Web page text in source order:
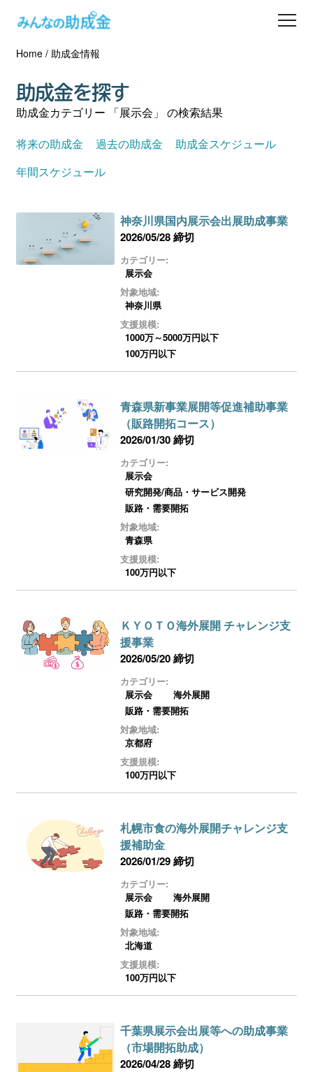
助成金を探す
士業の方へ
助成金コラム
専門家一覧
ダウンロード
会員登録
ログイン
Home/ 助成金情報
助成金を探す
助成金カテゴリー 「展示会」 の検索結果
将来の助成金
過去の助成金
助成金スケジュール
年間スケジュール
神奈川県国内展示会出展助成事業
2026/05/28 締切
カテゴリー:
展示会
対象地域:
神奈川県
支援規模:
1000万～5000万円以下
100万円以下
青森県新事業展開等促進補助事業
（販路開拓コース）
2026/01/30 締切
カテゴリー:
展示会
研究開発/商品・サービス開発
販路・需要開拓
対象地域:
青森県
支援規模:
100万円以下
ＫＹＯＴＯ海外展開 チャレンジ支
援事業
2026/05/20 締切
カテゴリー:
展示会
海外展開
販路・需要開拓
対象地域:
京都府
支援規模:
100万円以下
札幌市食の海外展開チャレンジ支
援補助金
2026/01/29 締切
カテゴリー:
展示会
海外展開
販路・需要開拓
対象地域:
北海道
支援規模:
100万円以下
千葉県展示会出展等への助成事業
（市場開拓助成）
2026/04/28 締切